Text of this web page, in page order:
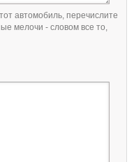
автомобиль, перечислите
мелочи - словом все то,